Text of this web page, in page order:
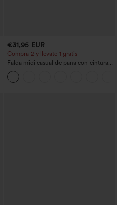
€31,95 EUR
Compra 2 y llévate 1 gratis
Falda midi casual de pana con cintura
media y bolsillo lateral frontal con
solapa